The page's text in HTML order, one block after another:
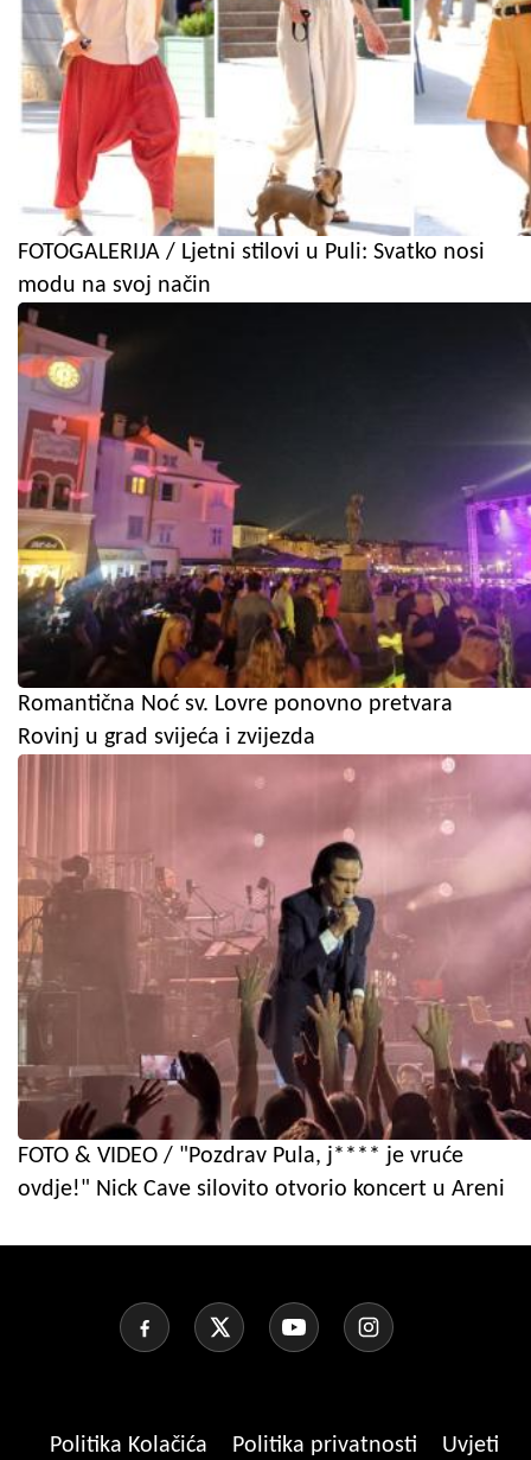
FOTOGALERIJA / Ljetni stilovi u Puli: Svatko nosi
modu na svoj način
Romantična Noć sv. Lovre ponovno pretvara
Rovinj u grad svijeća i zvijezda
FOTO & VIDEO / "Pozdrav Pula, j**** je vruće
ovdje!" Nick Cave silovito otvorio koncert u Areni
Politika Kolačića Politika privatnosti
Uvjeti